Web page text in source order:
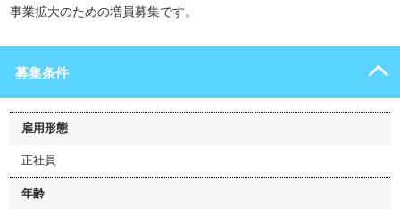
事業拡大のための増員募集です。
募集条件
雇用形態
正社員
年齢